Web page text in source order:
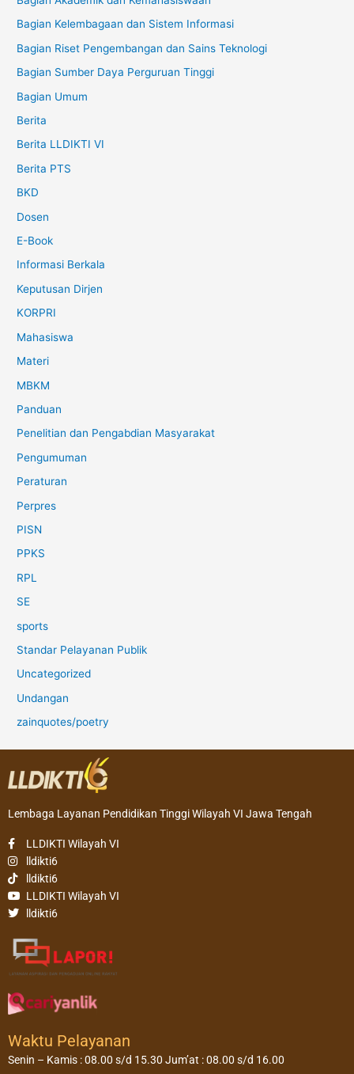
Bagian Kelembagaan dan Sistem Informasi
Bagian Riset Pengembangan dan Sains Teknologi
Bagian Sumber Daya Perguruan Tinggi
Bagian Umum
Berita
Berita LLDIKTI VI
Berita PTS
BKD
Dosen
E-Book
Informasi Berkala
Keputusan Dirjen
KORPRI
Mahasiswa
Materi
MBKM
Panduan
Penelitian dan Pengabdian Masyarakat
Pengumuman
Peraturan
Perpres
PISN
PPKS
RPL
SE
sports
Standar Pelayanan Publik
Uncategorized
Undangan
zainquotes/poetry
Lembaga Layanan Pendidikan Tinggi Wilayah VI Jawa Tengah
LLDIKTI Wilayah VI
lldikti6
lldikti6
LLDIKTI Wilayah VI
lldikti6
Waktu Pelayanan
Senin – Kamis : 08.00 s/d 15.30 Jum’at : 08.00 s/d 16.00